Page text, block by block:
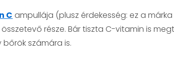
C ampullája (plusz érdekesség: ez a márka
része. Bár tiszta C-vitamin is
számára is.